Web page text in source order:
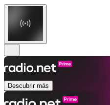
Descubrir más